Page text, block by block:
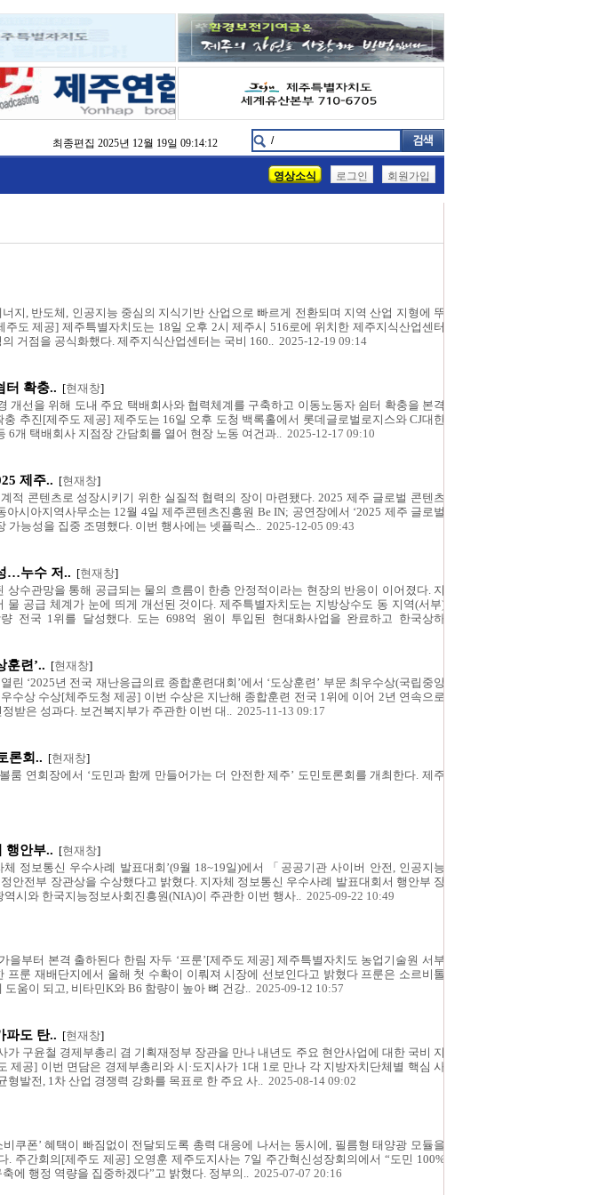
추진
최종편집 2025년 12월 19일 09:14:12
영상소식 로그인 회원가입
지, 반도체, 인공지능 중심의 지식기반 산업으로 빠르게 전환되며 지역 산업 지형에 뚜
도 제공] 제주특별자치도는 18일 오후 2시 제주시 516로에 위치한 제주지식산업센터
거점을 공식화했다. 제주지식산업센터는 국비 160.. 2025-12-19 09:14
터 확충.. [현재창]
개선을 위해 도내 주요 택배회사와 협력체계를 구축하고 이동노동자 쉼터 확충을 본격
추진[제주도 제공] 제주도는 16일 오후 도청 백록홀에서 롯데글로벌로지스와 CJ대한
6개 택배회사 지점장 간담회를 열어 현장 노동 여건과.. 2025-12-17 09:10
제주.. [현재창]
적 콘텐츠로 성장시키기 위한 실질적 협력의 장이 마련됐다. 2025 제주 글로벌 콘텐츠
시아지역사무소는 12월 4일 제주콘텐츠진흥원 Be IN; 공연장에서 ‘2025 제주 글로벌
가능성을 집중 조명했다. 이번 행사에는 넷플릭스.. 2025-12-05 09:43
…누수 저.. [현재창]
수관망을 통해 공급되는 물의 흐름이 한층 안정적이라는 현장의 반응이 이어졌다. 지
공급 체계가 눈에 띄게 개선된 것이다. 제주특별자치도는 지방상수도 동 지역(서부)
전국 1위를 달성했다. 도는 698억 원이 투입된 현대화사업을 완료하고 한국상하
훈련’.. [현재창]
‘2025년 전국 재난응급의료 종합훈련대회’에서 ‘도상훈련’ 부문 최우수상(국립중앙
수상 수상[체주도청 제공] 이번 수상은 지난해 종합훈련 전국 1위에 이어 2년 연속으로
받은 성과다. 보건복지부가 주관한 이번 대.. 2025-11-13 09:17
론회.. [현재창]
연회장에서 ‘도민과 함께 만들어가는 더 안전한 제주’ 도민토론회를 개최한다. 제주
행안부.. [현재창]
정보통신 우수사례 발표대회’(9월 18~19일)에서 「공공기관 사이버 안전, 인공지능
안전부 장관상을 수상했다고 밝혔다. 지자체 정보통신 우수사례 발표대회서 행안부 장
시와 한국지능정보사회진흥원(NIA)이 주관한 이번 행사.. 2025-09-22 10:49
을부터 본격 출하된다 한림 자두 ‘프룬’[제주도 제공] 제주특별자치도 농업기술원 서부
프룬 재배단지에서 올해 첫 수확이 이뤄져 시장에 선보인다고 밝혔다 프룬은 소르비톨
움이 되고, 비타민K와 B6 함량이 높아 뼈 건강.. 2025-09-12 10:57
파도 탄.. [현재창]
구윤철 경제부총리 겸 기획재정부 장관을 만나 내년도 주요 현안사업에 대한 국비 지
제공] 이번 면담은 경제부총리와 시·도지사가 1대 1로 만나 각 지방자치단체별 핵심 사
발전, 1차 산업 경쟁력 강화를 목표로 한 주요 사.. 2025-08-14 09:02
쿠폰’ 혜택이 빠짐없이 전달되도록 총력 대응에 나서는 동시에, 필름형 태양광 모듈을
주간회의[제주도 제공] 오영훈 제주도지사는 7일 주간혁신성장회의에서 “도민 100%
에 행정 역량을 집중하겠다”고 밝혔다. 정부의.. 2025-07-07 20:16